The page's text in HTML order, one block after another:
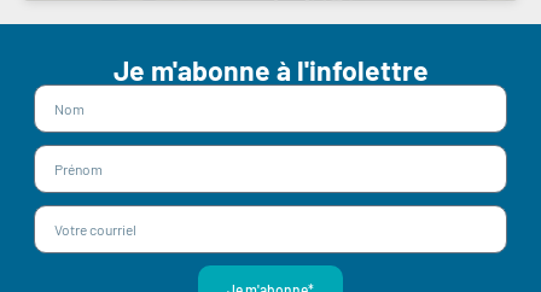
Je m'abonne à l'infolettre